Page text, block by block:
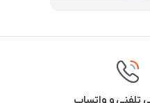
تلفنی و واتساپ